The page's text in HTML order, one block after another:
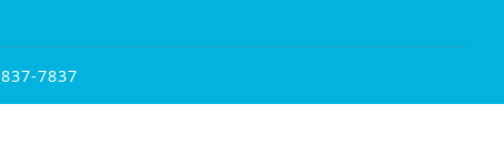
7837